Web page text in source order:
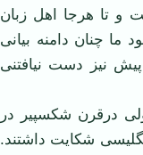
و تا هرجا اهل زبان
ما چنان دامنه بیانی
نیز دست نیافتنی
درقرن شکسپیر در
شکایت داشتند.